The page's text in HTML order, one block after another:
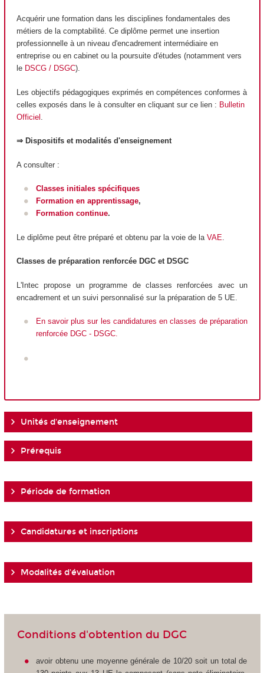
Acquérir une formation dans les disciplines fondamentales des
métiers de la comptabilité. Ce diplôme permet une insertion
professionnelle à un niveau d'encadrement intermédiaire en
entreprise ou en cabinet ou la poursuite d'études (notamment vers
le DSCG / DSGC).
Les objectifs pédagogiques exprimés en compétences conformes à
celles exposés dans le à consulter en cliquant sur ce lien : Bulletin
Officiel
⇒ Dispositifs et modalités d'enseignement
A consulter :
Classes initiales spécifiques
Formation en apprentissage,
Formation continue.
Le diplôme peut être préparé et obtenu par la voie de la VAE
Classes de préparation renforcée DGC et DSGC
L'Intec propose un programme de classes renforcées avec un
encadrement et un suivi personnalisé sur la préparation de 5 UE.
En savoir plus sur les candidatures en classes de préparation
renforcée DGC - DSGC.
Unités d'enseignement
Prérequis
Période de formation
Candidatures et inscriptions
Modalités d'évaluation
Conditions d'obtention du DGC
avoir obtenu une moyenne générale de 10/20 soit un total de